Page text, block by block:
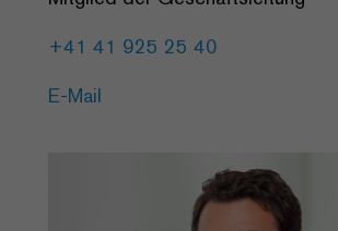
+41 41 925 25 40
E-Mail